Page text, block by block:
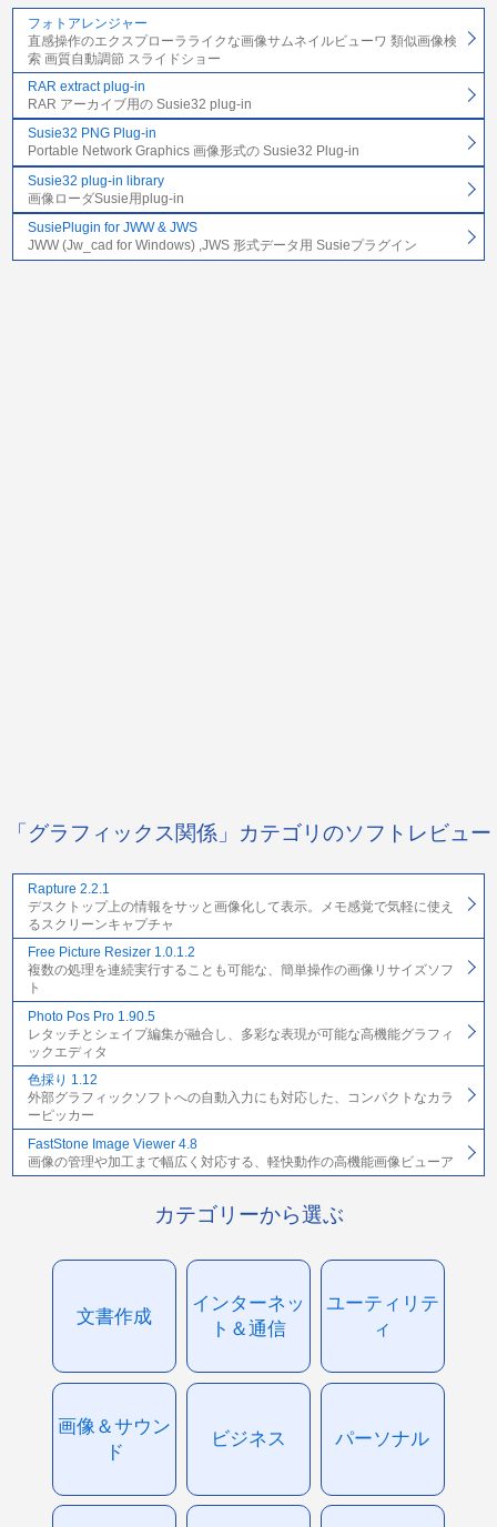
フォトアレンジャー
直感操作のエクスプローラライクな画像サムネイルビューワ 類似画像検
索 画質自動調節 スライドショー
RAR extract plug-in
RAR アーカイブ用の Susie32 plug-in
Susie32 PNG Plug-in
Portable Network Graphics 画像形式の Susie32 Plug-in
Susie32 plug-in library
画像ローダSusie用plug-in
SusiePlugin for JWW & JWS
JWW (Jw_cad for Windows) ,JWS 形式データ用 Susieプラグイン
「グラフィックス関係」カテゴリのソフトレビュー
Rapture 2.2.1
デスクトップ上の情報をサッと画像化して表示。メモ感覚で気軽に使え
るスクリーンキャプチャ
Free Picture Resizer 1.0.1.2
複数の処理を連続実行することも可能な、簡単操作の画像リサイズソフ
ト
Photo Pos Pro 1.90.5
レタッチとシェイプ編集が融合し、多彩な表現が可能な高機能グラフィ
ックエディタ
色採り 1.12
外部グラフィックソフトへの自動入力にも対応した、コンパクトなカラ
ーピッカー
FastStone Image Viewer 4.8
画像の管理や加工まで幅広く対応する、軽快動作の高機能画像ビューア
カテゴリーから選ぶ
文書作成
インターネッ
ト＆通信
ユーティリテ
ィ
画像＆サウン
ド
ビジネス パーソナル